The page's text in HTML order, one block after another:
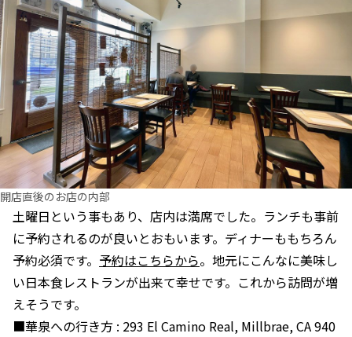
開店直後のお店の内部
土曜日という事もあり、店内は満席でした。ランチも事前
に予約されるのが良いとおもいます。ディナーももちろん
予約必須です。 予約はこちらから。地元にこんなに美味し
い日本食レストランが出来て幸せです。これから訪問が増
えそうです。
■華泉への行き方 : 293 El Camino Real, Millbrae, CA 940